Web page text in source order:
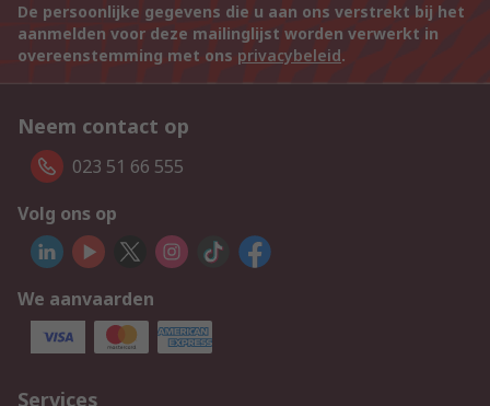
De persoonlijke gegevens die u aan ons verstrekt bij het
aanmelden voor deze mailinglijst worden verwerkt in
overeenstemming met ons privacybeleid.
Neem contact op
023 51 66 555
Volg ons op
We aanvaarden
Services